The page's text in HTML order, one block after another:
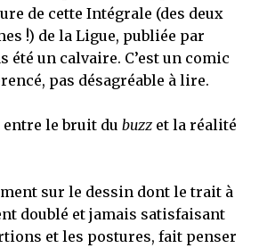
de cette Intégrale (des deux
!) de la Ligue, publiée par
été un calvaire. C’est un comic
pas désagréable à lire.
le bruit du buzz et la réalité
sur le dessin dont le trait à
doublé et jamais satisfaisant
et les postures, fait penser